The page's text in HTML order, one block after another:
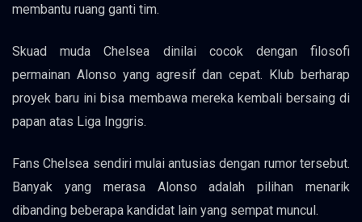
membantu ruang ganti tim.
Skuad muda Chelsea dinilai cocok dengan filosofi
permainan Alonso yang agresif dan cepat. Klub berharap
proyek baru ini bisa membawa mereka kembali bersaing di
papan atas Liga Inggris.
Fans Chelsea sendiri mulai antusias dengan rumor tersebut.
Banyak yang merasa Alonso adalah pilihan menarik
dibanding beberapa kandidat lain yang sempat muncul.